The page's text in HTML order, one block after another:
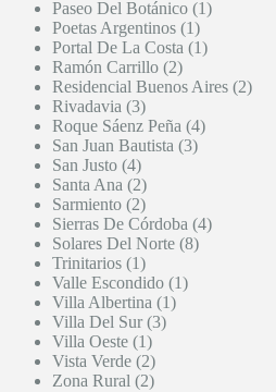
Paseo Del Botánico (1)
Poetas Argentinos (1)
Portal De La Costa (1)
Ramón Carrillo (2)
Residencial Buenos Aires (2)
Rivadavia (3)
Roque Sáenz Peña (4)
San Juan Bautista (3)
San Justo (4)
Santa Ana (2)
Sarmiento (2)
Sierras De Córdoba (4)
Solares Del Norte (8)
Trinitarios (1)
Valle Escondido (1)
Villa Albertina (1)
Villa Del Sur (3)
Villa Oeste (1)
Vista Verde (2)
Zona Rural (2)